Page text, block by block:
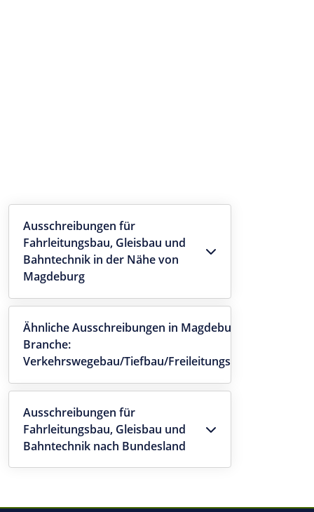
Ausschreibungen für
Fahrleitungsbau, Gleisbau und
Bahntechnik in der Nähe von
Magdeburg
Ähnliche Ausschreibungen in Magdeburg -
Branche:
Verkehrswegebau/Tiefbau/Freileitungsbau
Ausschreibungen für
Fahrleitungsbau, Gleisbau und
Bahntechnik nach Bundesland